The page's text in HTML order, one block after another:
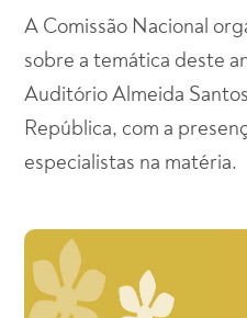
A Comissão Nacional
sobre a temática deste
Auditório Almeida
República, com a
especialistas na matéria.